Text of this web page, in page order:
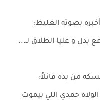
بصوته الغليظ:
بدل و عليا الطلاق لـ...
من يده قائلاً:
حمدي اللي بيموت